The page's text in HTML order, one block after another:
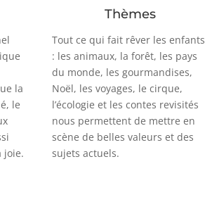
la
le
joie.
Thèmes
Tout ce qui fait rêver les enfants
: les animaux, la forêt, les pays
du monde, les gourmandises,
Noël, les voyages, le cirque,
l’écologie et les contes revisités
nous permettent de mettre en
scène de belles valeurs et des
sujets actuels.